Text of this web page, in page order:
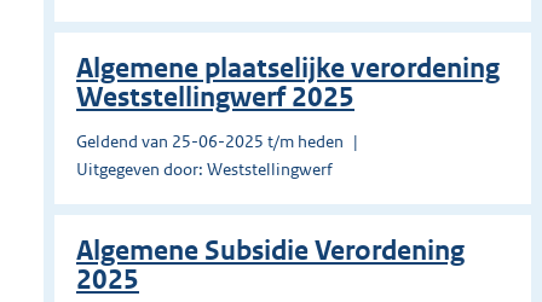
Algemene plaatselijke verordening
Weststellingwerf 2025
Geldend van 25-06-2025 t/m heden
Uitgegeven door: Weststellingwerf
Algemene Subsidie Verordening
2025